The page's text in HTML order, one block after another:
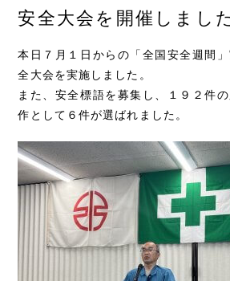
Products
採用情報
メッセージ
Vision
事業ビジョン
Interview
先輩インタビュー
Feature
Contact
お問い合わせ
安全大会を開催しました
本日７月１日からの「全国安全週間
全大会を実施しました。
また、安全標語を募集し、１９２件
作として６件が選ばれました。